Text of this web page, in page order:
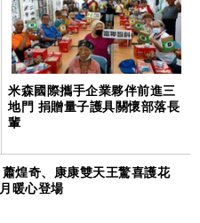
米森國際攜手企業夥伴前進三
地門 捐贈量子護具關懷部落長
輩
煌奇、康康雙天王驚喜護花
暖心登場